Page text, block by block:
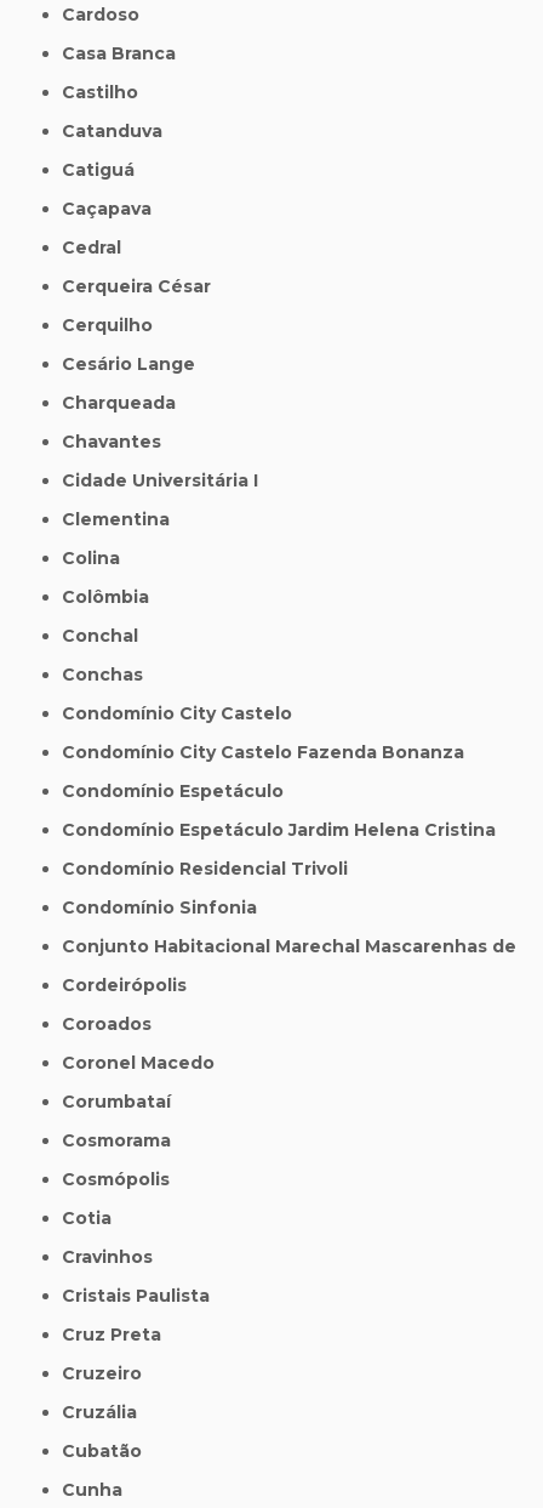
Cardoso
Casa Branca
Castilho
Catanduva
Catiguá
Caçapava
Cedral
Cerqueira César
Cerquilho
Cesário Lange
Charqueada
Chavantes
Cidade Universitária I
Clementina
Colina
Colômbia
Conchal
Conchas
Condomínio City Castelo
Condomínio City Castelo Fazenda Bonanza
Condomínio Espetáculo
Condomínio Espetáculo Jardim Helena Cristina
Condomínio Residencial Trivoli
Condomínio Sinfonia
Conjunto Habitacional Marechal Mascarenhas de
Cordeirópolis
Coroados
Coronel Macedo
Corumbataí
Cosmorama
Cosmópolis
Cotia
Cravinhos
Cristais Paulista
Cruz Preta
Cruzeiro
Cruzália
Cubatão
Cunha